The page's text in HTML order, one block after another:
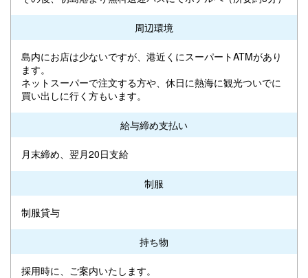
周辺環境
島内にお店は少ないですが、港近くにスーパートATMがあり
ます。
ネットスーパーで注文する方や、休日に熱海に観光ついでに
買い出しに行く方もいます。
給与締め支払い
月末締め、翌月20日支給
制服
制服貸与
持ち物
採用時に、ご案内いたします。